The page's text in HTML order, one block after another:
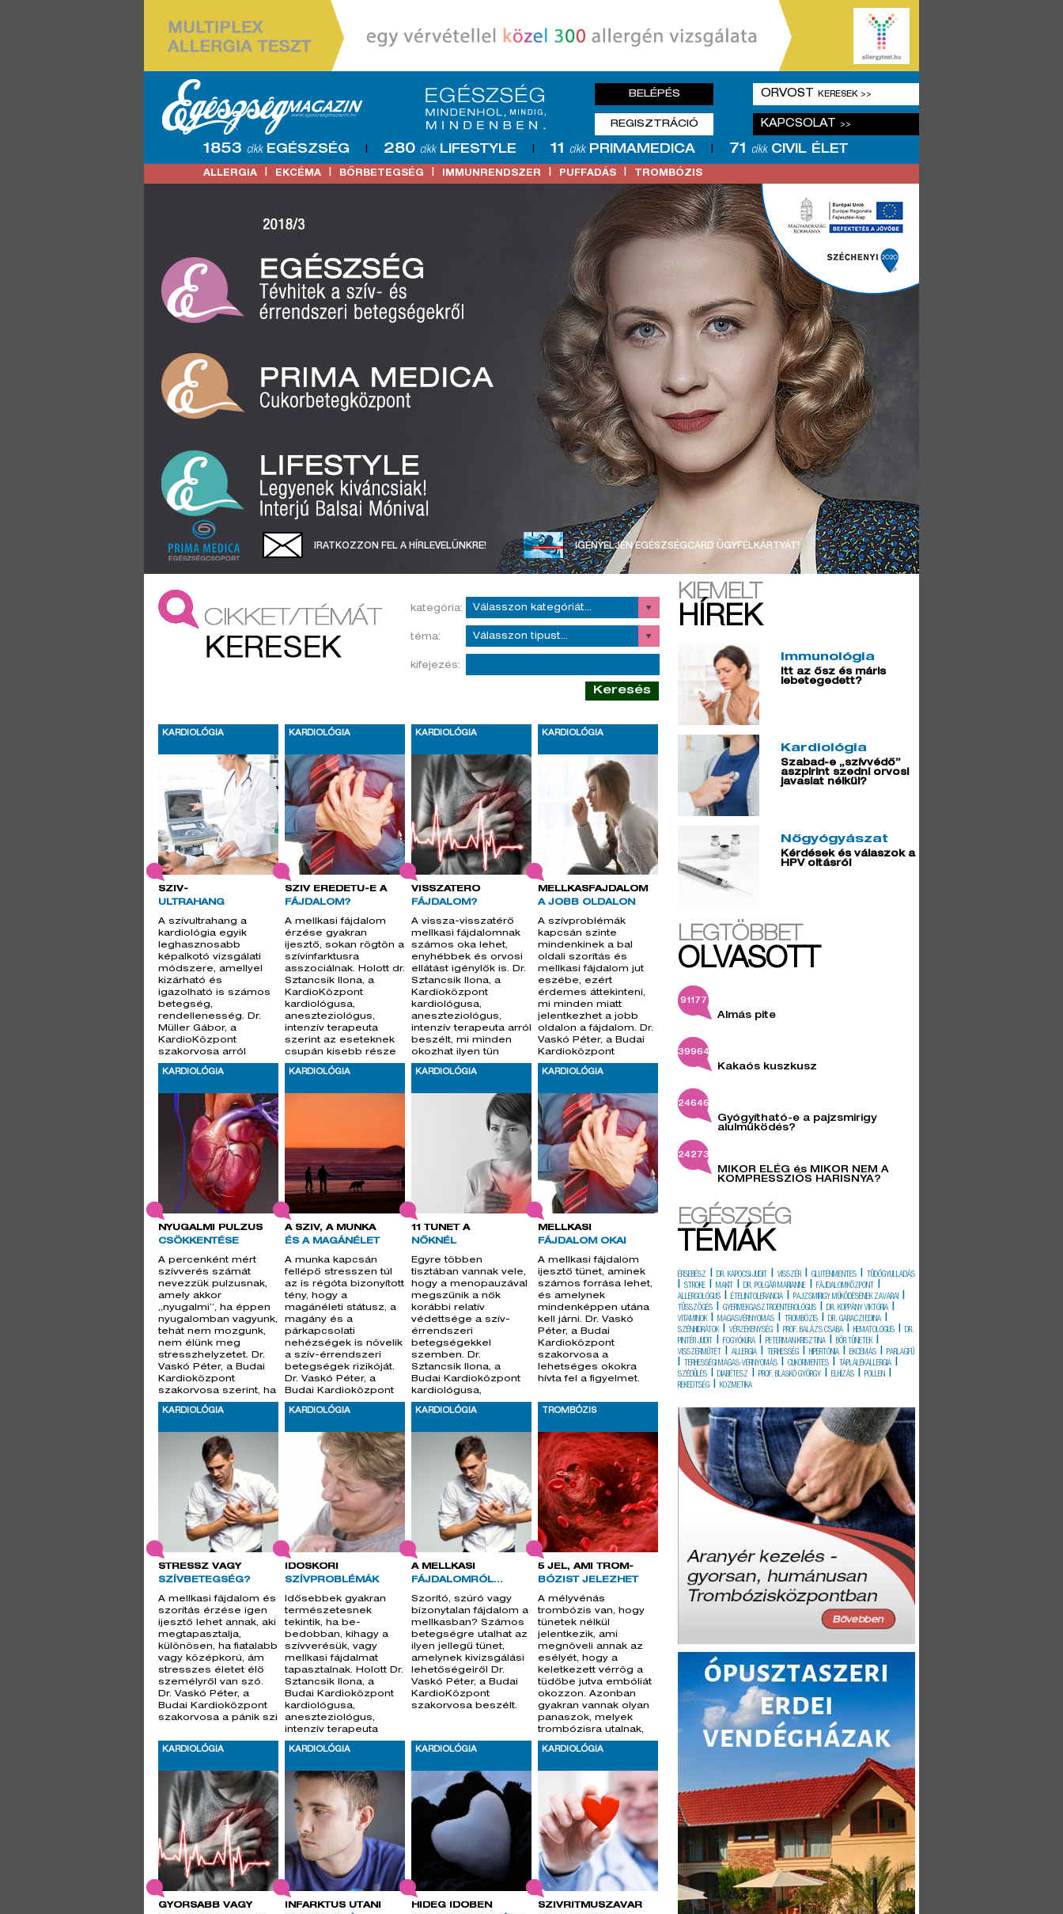
REGISZTRÁCIÓ
BELÉPÉS ORVOST KERESEK >>
KAPCSOLAT >>
1853 cikk EGÉSZSÉG | 280 cikk LIFESTYLE | 11 cikk PRIMAMEDICA | 71 cikk CIVIL ÉLET
ALLERGIA | EKCÉMA | BŐRBETEGSÉG | IMMUNRENDSZER | PUFFADÁS | TROMBÓZIS
IRATKOZZON FEL A HÍRLEVELÜNKRE! IGÉNYELJEN EGÉSZSÉGCARD ÜGYFÉLKÁRTYÁT!
kategória:
téma:
kifejezés:
Keresés
KARDIOLÓGIA
SZÍV-
ULTRAHANG
A szívultrahang a
kardiológia egyik
leghasznosabb
képalkotó vizsgálati
módszere, amellyel
kizárható és
igazolható is számos
betegség,
rendellenesség. Dr.
Müller Gábor, a
KardioKözpont
szakorvosa arról
beszélt, milyen
esetekben érd
KARDIOLÓGIA
SZÍV EREDETŰ-E A
FÁJDALOM?
A mellkasi fájdalom
érzése gyakran
ijesztő, sokan rögtön a
szívinfarktusra
asszociálnak. Holott dr.
Sztancsik Ilona, a
KardioKözpont
kardiológusa,
aneszteziológus,
intenzív terapeuta
szerint az eseteknek
csupán kisebb része
az, am
KARDIOLÓGIA
VISSZATÉRŐ
FÁJDALOM?
A vissza-visszatérő
mellkasi fájdalomnak
számos oka lehet,
enyhébbek és orvosi
ellátást igénylők is. Dr.
Sztancsik Ilona, a
Kardioközpont
kardiológusa,
aneszteziológus,
intenzív terapeuta arról
beszélt, mi minden
okozhat ilyen tün
KARDIOLÓGIA
MELLKASFÁJDALOM
A JOBB OLDALON
A szívproblémák
kapcsán szinte
mindenkinek a bal
oldali szorítás és
mellkasi fájdalom jut
eszébe, ezért
érdemes áttekinteni,
mi minden miatt
jelentkezhet a jobb
oldalon a fájdalom. Dr.
Vaskó Péter, a Budai
Kardioközpont
szakértője
KARDIOLÓGIA
NYUGALMI PULZUS
CSÖKKENTÉSE
A percenként mért
szívverés számát
nevezzük pulzusnak,
amely akkor
„nyugalmi”, ha éppen
nyugalomban vagyunk,
tehát nem mozgunk,
nem élünk meg
stresszhelyzetet. Dr.
Vaskó Péter, a Budai
Kardioközpont
szakorvosa szerint, ha
a nyugal
KARDIOLÓGIA
A SZÍV, A MUNKA
ÉS A MAGÁNÉLET
A munka kapcsán
fellépő stresszen túl
az is régóta bizonyított
tény, hogy a
magánéleti státusz, a
magány és a
párkapcsolati
nehézségek is növelik
a szív-érrendszeri
betegségek rizikóját.
Dr. Vaskó Péter, a
Budai Kardioközpont
szak
KARDIOLÓGIA
11 TÜNET A
NŐKNÉL
Egyre többen
tisztában vannak vele,
hogy a menopauzával
megszűnik a nők
korábbi relatív
védettsége a szív-
érrendszeri
betegségekkel
szemben. Dr.
Sztancsik Ilona, a
Budai Kardioközpont
kardiológusa,
aneszteziológus,
intenzív terape
KARDIOLÓGIA
MELLKASI
FÁJDALOM OKAI
A mellkasi fájdalom
ijesztő tünet, aminek
számos forrása lehet,
és amelynek
mindenképpen utána
kell járni. Dr. Vaskó
Péter, a Budai
Kardioközpont
szakorvosa a
lehetséges okokra
hívta fel a figyelmet.
KARDIOLÓGIA
STRESSZ VAGY
SZÍVBETEGSÉG?
A mellkasi fájdalom és
szorítás érzése igen
ijesztő lehet annak, aki
megtapasztalja,
különösen, ha fiatalabb
vagy középkorú, ám
stresszes életet élő
személyről van szó.
Dr. Vaskó Péter, a
Budai Kardioközpont
szakorvosa a pánik szi
KARDIOLÓGIA
IDŐSKORI
SZÍVPROBLÉMÁK
Idősebbek gyakran
természetesnek
tekintik, ha be-
bedobban, kihagy a
szívverésük, vagy
mellkasi fájdalmat
tapasztalnak. Holott Dr.
Sztancsik Ilona, a
Budai Kardioközpont
kardiológusa,
aneszteziológus,
intenzív terapeuta
szerint csa
KARDIOLÓGIA
A MELLKASI
FÁJDALOMRÓL...
Szorító, szúró vagy
bizonytalan fájdalom a
mellkasban? Számos
betegségre utalhat az
ilyen jellegű tünet,
amelynek kivizsgálási
lehetőségeiről Dr.
Vaskó Péter, a Budai
KardioKözpont
szakorvosa beszélt.
TROMBÓZIS
5 JEL, AMI TROM-
BÓZIST JELEZHET
A mélyvénás
trombózis van, hogy
tünetek nélkül
jelentkezik, ami
megnöveli annak az
esélyét, hogy a
keletkezett vérrög a
tüdőbe jutva embóliát
okozzon. Azonban
gyakran vannak olyan
panaszok, melyek
trombózisra utalnak,
így az illet
KARDIOLÓGIA
GYORSABB VAGY
KARDIOLÓGIA
INFARKTUS UTÁNI
KARDIOLÓGIA
HIDEG IDŐBEN
KARDIOLÓGIA
SZÍVRITMUSZAVAR
KIEMELT
HÍREK
Immunológia
Itt az ősz és máris
lebetegedett?
Kardiológia
Szabad-e „szívvédő”
aszpirint szedni orvosi
javaslat nélkül?
Nőgyógyászat
Kérdések és válaszok a
HPV oltásról
LEGTÖBBET
OLVASOTT
91177
Almás pite
39964
Kakaós kuszkusz
24646
Gyógyítható-e a pajzsmirigy
alulműködés?
24273
MIKOR ELÉG és MIKOR NEM A
KOMPRESSZIÓS HARISNYA?
EGÉSZSÉG
TÉMÁK
ÉRSEBÉSZ | DR. KAPOCSI JUDIT | VISSZÉR | GLUTÉNMENTES | TÜDŐGYULLADÁS
| STROKE | MAKIT | DR. POLGÁR MARIANNE | FÁJDALOMKÖZPONT |
ALLERGOLÓGUS | ÉTELINTOLERANCIA | PAJZSMIRIGY MŰKÖDÉSÉNEK ZAVARAI |
TÜSSZÖGÉS | GYERMEKGASZTROENTEROLÓGUS | DR. KOPPÁNY VIKTÓRIA |
VITAMINOK| MAGASVÉRNYOMÁS | TROMBÓZIS | DR. GARACZI EDINA |
SZÉNHIDRÁTOK| VÉRZÉKENYSÉG | PROF. BALÁZS CSABA | HEMATOLÓGUS | DR.
PINTÉR JUDIT
| FOGYÓKÚRA | PETERMAN KRISZTINA | BŐR TÜNETEK|
VISSZÉRMŰTÉT | ALLERGIA | TERHESSÉG | HIPERTÓNIA | EKCÉMÁS | PARLAGFŰ
| TERHESSÉGI MAGAS-VÉRNYOMÁS | CUKORMENTES | TÁPLÁLÉKALLERGIA |
SZÉDÜLÉS | DIABÉTESZ | PROF. BLASKÓ GYÖRGY | ELHÍZÁS | POLLEN |
REKEDTSÉG | KOZMETIKA